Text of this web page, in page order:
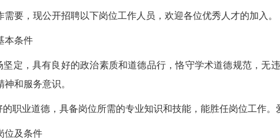
需要，现公开招聘以下岗位工作人员，欢迎各位优秀人才的加入。
本条件
坚定，具有良好的政治素质和道德品行，恪守学术道德规范，无
和服务意识。
的职业道德，具备岗位所需的专业知识和技能，能胜任岗位工作。
位及条件